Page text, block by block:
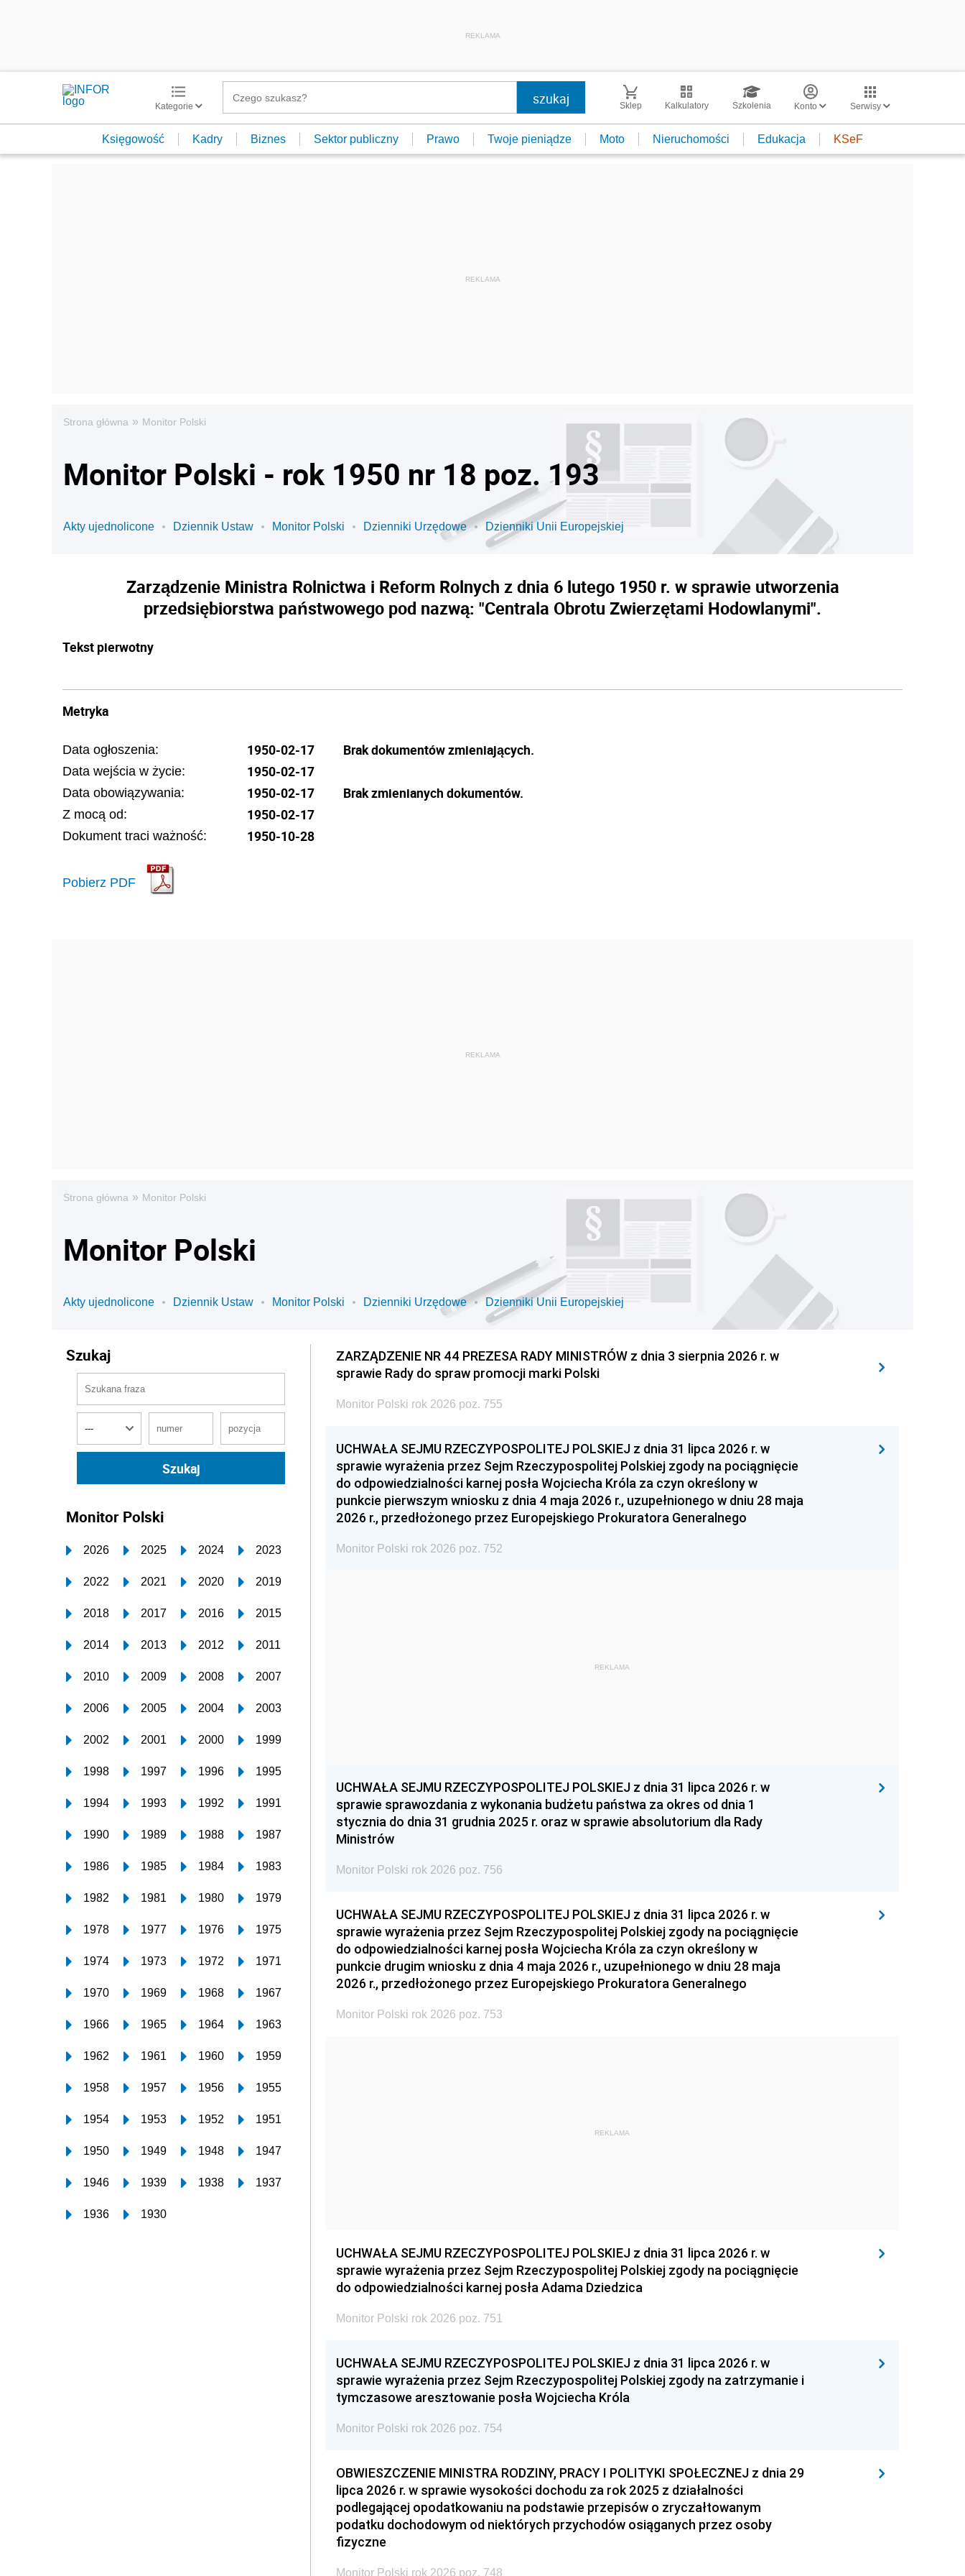
REKLAMA
Kategorie Sklep Kalkulatory Szkolenia Konto Serwisy
Księgowość Kadry Biznes Sektor publiczny Prawo Twoje pieniądze Moto Nieruchomości Edukacja KSeF
Strona główna » Monitor Polski
Monitor Polski - rok 1950 nr 18 poz. 193
Akty ujednolicone Dziennik Ustaw Monitor Polski Dzienniki Urzędowe Dzienniki Unii Europejskiej
Zarządzenie Ministra Rolnictwa i Reform Rolnych z dnia 6 lutego 1950 r. w sprawie utworzenia
przedsiębiorstwa państwowego pod nazwą: "Centrala Obrotu Zwierzętami Hodowlanymi".
Tekst pierwotny
Metryka
Data ogłoszenia: 1950-02-17
Data wejścia w życie: 1950-02-17
Data obowiązywania: 1950-02-17
Z mocą od: 1950-02-17
Dokument traci ważność: 1950-10-28
Pobierz PDF
Brak dokumentów zmieniających.
Brak zmienianych dokumentów.
Strona główna » Monitor Polski
Monitor Polski
Akty ujednolicone Dziennik Ustaw Monitor Polski Dzienniki Urzędowe Dzienniki Unii Europejskiej
Szukaj
Monitor Polski
2026 2025 2024 2023
2022 2021 2020 2019
2018 2017 2016 2015
2014 2013 2012 2011
2010 2009 2008 2007
2006 2005 2004 2003
2002 2001 2000 1999
1998 1997 1996 1995
1994 1993 1992 1991
1990 1989 1988 1987
1986 1985 1984 1983
1982 1981 1980 1979
1978 1977 1976 1975
1974 1973 1972 1971
1970 1969 1968 1967
1966 1965 1964 1963
1962 1961 1960 1959
1958 1957 1956 1955
1954 1953 1952 1951
1950 1949 1948 1947
1946 1939 1938 1937
1936 1930
ZARZĄDZENIE NR 44 PREZESA RADY MINISTRÓW z dnia 3 sierpnia 2026 r. w
sprawie Rady do spraw promocji marki Polski
Monitor Polski rok 2026 poz. 755
UCHWAŁA SEJMU RZECZYPOSPOLITEJ POLSKIEJ z dnia 31 lipca 2026 r. w
sprawie wyrażenia przez Sejm Rzeczypospolitej Polskiej zgody na pociągnięcie
do odpowiedzialności karnej posła Wojciecha Króla za czyn określony w
punkcie pierwszym wniosku z dnia 4 maja 2026 r., uzupełnionego w dniu 28 maja
2026 r., przedłożonego przez Europejskiego Prokuratora Generalnego
Monitor Polski rok 2026 poz. 752
REKLAMA
UCHWAŁA SEJMU RZECZYPOSPOLITEJ POLSKIEJ z dnia 31 lipca 2026 r. w
sprawie sprawozdania z wykonania budżetu państwa za okres od dnia 1
stycznia do dnia 31 grudnia 2025 r. oraz w sprawie absolutorium dla Rady
Ministrów
Monitor Polski rok 2026 poz. 756
UCHWAŁA SEJMU RZECZYPOSPOLITEJ POLSKIEJ z dnia 31 lipca 2026 r. w
sprawie wyrażenia przez Sejm Rzeczypospolitej Polskiej zgody na pociągnięcie
do odpowiedzialności karnej posła Wojciecha Króla za czyn określony w
punkcie drugim wniosku z dnia 4 maja 2026 r., uzupełnionego w dniu 28 maja
2026 r., przedłożonego przez Europejskiego Prokuratora Generalnego
Monitor Polski rok 2026 poz. 753
REKLAMA
UCHWAŁA SEJMU RZECZYPOSPOLITEJ POLSKIEJ z dnia 31 lipca 2026 r. w
sprawie wyrażenia przez Sejm Rzeczypospolitej Polskiej zgody na pociągnięcie
do odpowiedzialności karnej posła Adama Dziedzica
Monitor Polski rok 2026 poz. 751
UCHWAŁA SEJMU RZECZYPOSPOLITEJ POLSKIEJ z dnia 31 lipca 2026 r. w
sprawie wyrażenia przez Sejm Rzeczypospolitej Polskiej zgody na zatrzymanie i
tymczasowe aresztowanie posła Wojciecha Króla
Monitor Polski rok 2026 poz. 754
OBWIESZCZENIE MINISTRA RODZINY, PRACY I POLITYKI SPOŁECZNEJ z dnia 29
lipca 2026 r. w sprawie wysokości dochodu za rok 2025 z działalności
podlegającej opodatkowaniu na podstawie przepisów o zryczałtowanym
podatku dochodowym od niektórych przychodów osiąganych przez osoby
fizyczne
Monitor Polski rok 2026 poz. 748